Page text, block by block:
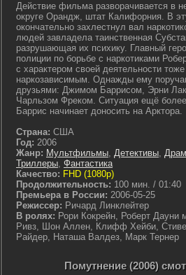
Действие фильма разворачивается в
округе Орандж, штат Калифорния. В
окончательно захлестнул вал
людей завладела таинственная
разрушающая их психику. Главный
полиции по борьбе с наркотиками
с характером своей деятельности тоже
наркозависимым. Однажды ему
друзьями: Джимом Баррисом, Эрни
Чарльзом Фреком. Ситуация ещё
Баррис начинает доносить на Арктора.
Страна: США
Год: 2006
Жанр: Мультфильмы, Детективы,
Триллеры, Фантастика
Качество: FHD (1080p)
Продолжительность: 100 мин. / 01:40
Премьера в России: 2006-05-25
Режиссер: Ричард Линклейтер
В ролях: Рори Кокрейн, Роберт
Ривз, Шон Аллен, Клифф Хейби,
Райдер, Наташа Валдез, Марк Тернер
Помутнение (2006)